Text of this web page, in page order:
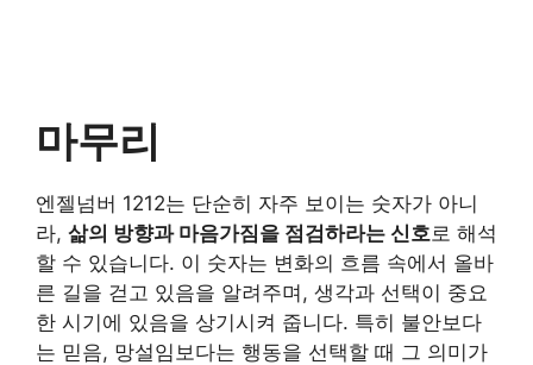
마무리
엔젤넘버 1212는 단순히 자주 보이는 숫자가 아니
라, 삶의 방향과 마음가짐을 점검하라는 신호로 해석
할 수 있습니다. 이 숫자는 변화의 흐름 속에서 올바
른 길을 걷고 있음을 알려주며, 생각과 선택이 중요
한 시기에 있음을 상기시켜 줍니다. 특히 불안보다
는 믿음, 망설임보다는 행동을 선택할 때 그 의미가